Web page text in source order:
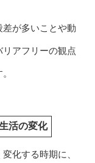
差が多いことや動
アフリーの観点
活の変化
化する時期に、